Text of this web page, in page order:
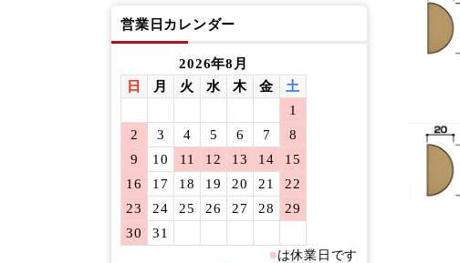
営業日カレンダー
2026年8月
日
月 火 水 木 金
土
1
2
3 4 5 6 7
8
9
10 11 12 13 14
15
16
17 18 19 20 21
22
23
24 25 26 27 28
29
30
31
■は休業日です
8 9
16
23